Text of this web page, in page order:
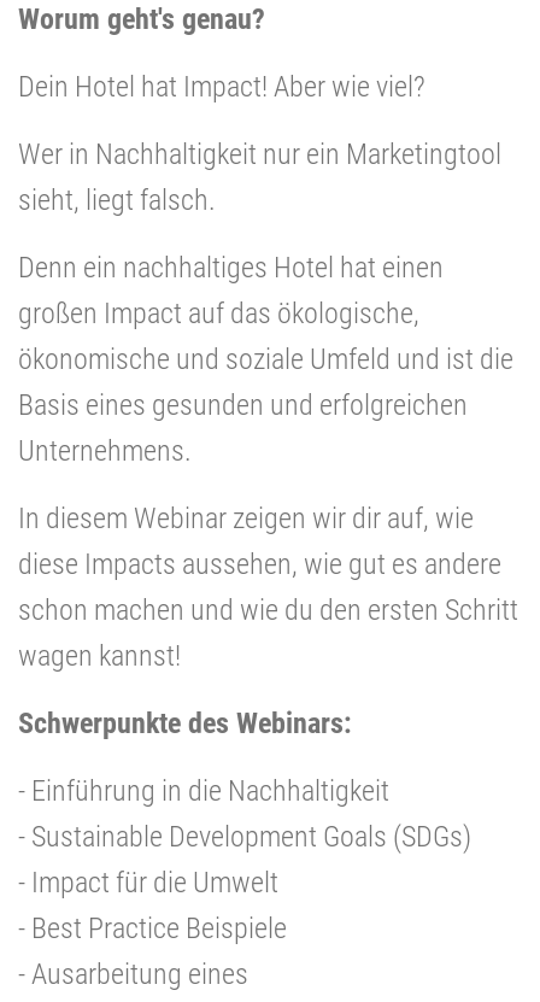
Worum geht's genau?
Dein Hotel hat Impact! Aber wie viel?
Wer in Nachhaltigkeit nur ein Marketingtool
sieht, liegt falsch.
Denn ein nachhaltiges Hotel hat einen
großen Impact auf das ökologische,
ökonomische und soziale Umfeld und ist die
Basis eines gesunden und erfolgreichen
Unternehmens.
In diesem Webinar zeigen wir dir auf, wie
diese Impacts aussehen, wie gut es andere
schon machen und wie du den ersten Schritt
wagen kannst!
Schwerpunkte des Webinars:
- Einführung in die Nachhaltigkeit
- Sustainable Development Goals (SDGs)
- Impact für die Umwelt
- Best Practice Beispiele
- Ausarbeitung eines